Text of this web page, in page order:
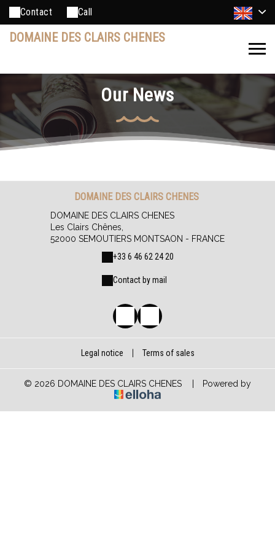
Contact Call
DOMAINE DES CLAIRS CHENES
Our News
DOMAINE DES CLAIRS CHENES
DOMAINE DES CLAIRS CHENES
Les Clairs Chênes,
52000 SEMOUTIERS MONTSAON - FRANCE
+33 6 46 62 24 20
Contact by mail
Legal notice Terms of sales
© 2026 DOMAINE DES CLAIRS CHENES Powered by